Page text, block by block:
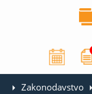
Zakonodavstvo